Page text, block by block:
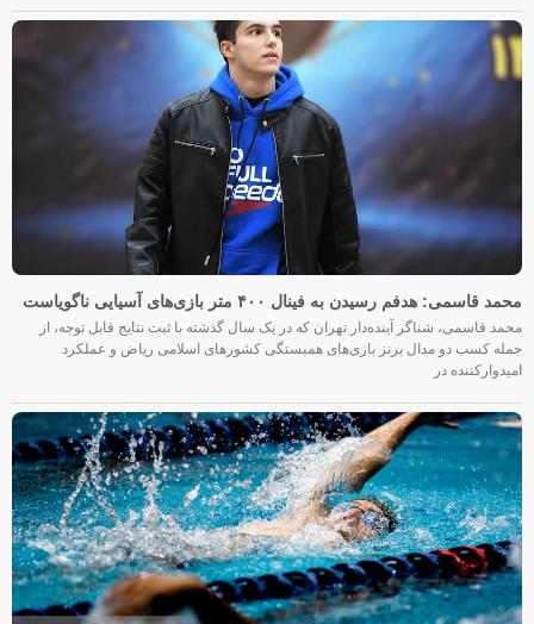
محمد قاسمی: هدفم رسیدن به فینال ۴۰۰ متر بازی‌های آسیایی ناگویاست
محمد قاسمی، شناگر آینده‌دار تهران که در یک سال گذشته با ثبت نتایج قابل توجه، از
جمله کسب دو مدال برنز بازی‌های همبستگی کشورهای اسلامی ریاض و عملکرد
امیدوارکننده در